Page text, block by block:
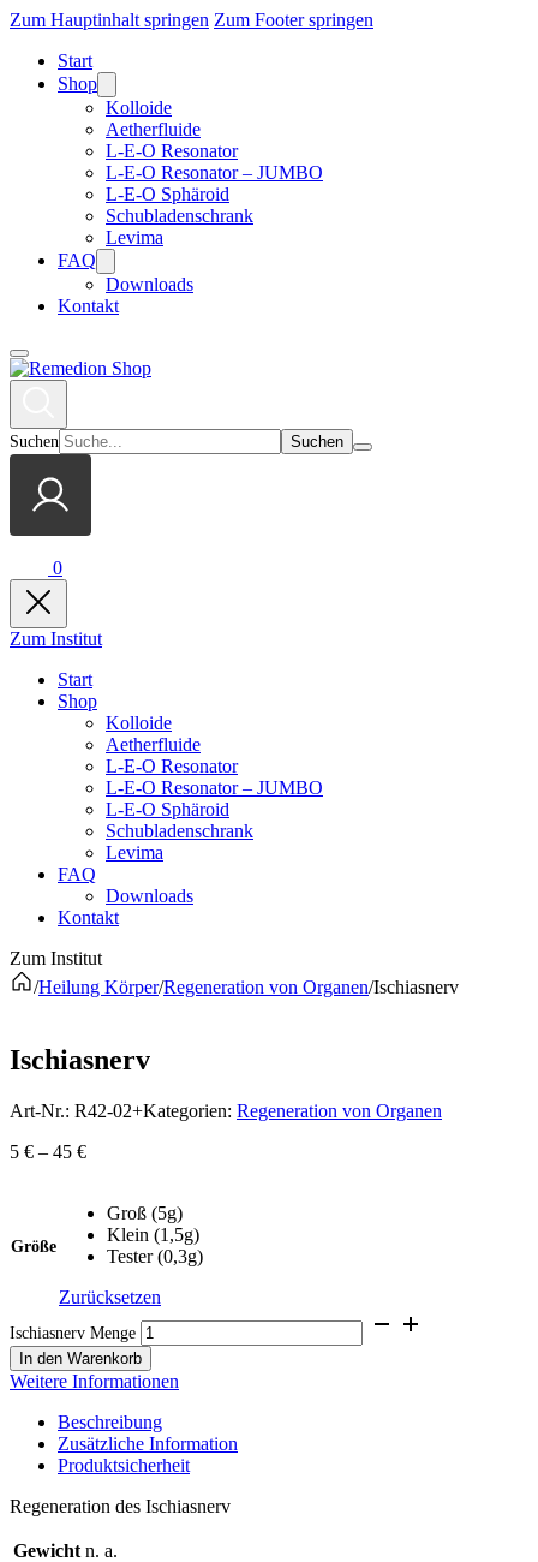
Zum Hauptinhalt springen Zum Footer springen
Start
Shop
Kolloide
Aetherfluide
L-E-O Resonator
L-E-O Resonator – JUMBO
L-E-O Sphäroid
Schubladenschrank
Levima
FAQ
Downloads
Kontakt
Suchen
0
Zum Institut
Start
Shop
Kolloide
Aetherfluide
L-E-O Resonator
L-E-O Resonator – JUMBO
L-E-O Sphäroid
Schubladenschrank
Levima
FAQ
Downloads
Kontakt
Zum Institut
/Heilung Körper/Regeneration von Organen/Ischiasnerv
Ischiasnerv
Art-Nr.: R42-02+Kategorien: Regeneration von Organen
5 € – 45 €
Größe
Groß (5g)
Klein (1,5g)
Tester (0,3g)
Zurücksetzen
Ischiasnerv Menge
In den Warenkorb
Weitere Informationen
Beschreibung
Zusätzliche Information
Produktsicherheit
Regeneration des Ischiasnerv
Gewicht n. a.